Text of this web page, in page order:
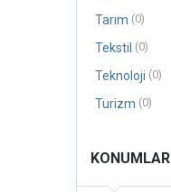
Tarım (0)
Tekstil (0)
Teknoloji (0)
Turizm (0)
KONUMLAR